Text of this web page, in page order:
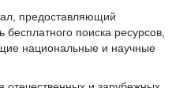
предоставляющий
поиска ресурсов,
национальные и научные